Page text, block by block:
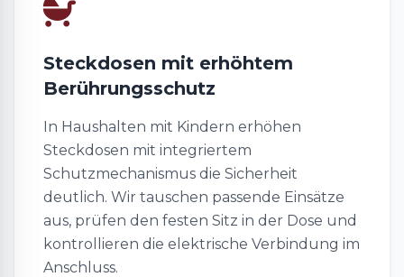
Steckdosen mit erhöhtem
Berührungsschutz
In Haushalten mit Kindern erhöhen
Steckdosen mit integriertem
Schutzmechanismus die Sicherheit
deutlich. Wir tauschen passende Einsätze
aus, prüfen den festen Sitz in der Dose und
kontrollieren die elektrische Verbindung im
Anschluss.